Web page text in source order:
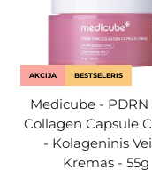
AKCIJA BESTSELERIS
Medicube -
Collagen Capsule
- Kolageninis
Kremas - 55g